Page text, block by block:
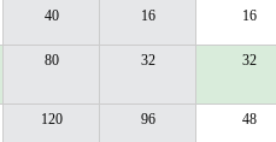
40 16 16
80 32 32
120 96 48